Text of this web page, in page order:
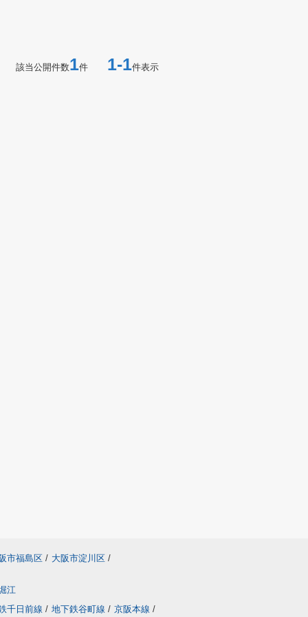
該当公開件数1件 1-1件表示
市福島区 / 大阪市淀川区 /
江
千日前線 / 地下鉄谷町線 / 京阪本線 /